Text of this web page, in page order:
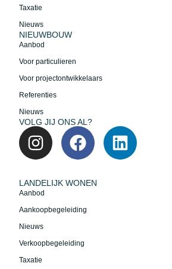
Taxatie
Nieuws
NIEUWBOUW
Aanbod
Voor particulieren
Voor projectontwikkelaars
Referenties
Nieuws
VOLG JIJ ONS AL?
LANDELIJK WONEN
Aanbod
Aankoopbegeleiding
Nieuws
Verkoopbegeleiding
Taxatie